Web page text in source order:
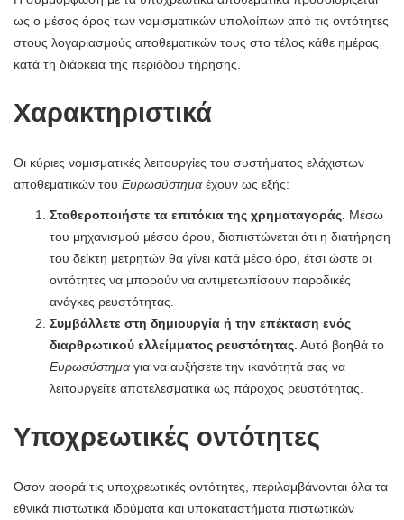
ως ο μέσος όρος των νομισματικών υπολοίπων από τις οντότητες
στους λογαριασμούς αποθεματικών τους στο τέλος κάθε ημέρας
κατά τη διάρκεια της περιόδου τήρησης.
Χαρακτηριστικά
Οι κύριες νομισματικές λειτουργίες του συστήματος ελάχιστων
αποθεματικών του Ευρωσύστημα έχουν ως εξής:
Σταθεροποιήστε τα επιτόκια της χρηματαγοράς. Μέσω
του μηχανισμού μέσου όρου, διαπιστώνεται ότι η διατήρηση
του δείκτη μετρητών θα γίνει κατά μέσο όρο, έτσι ώστε οι
οντότητες να μπορούν να αντιμετωπίσουν παροδικές
ανάγκες ρευστότητας.
Συμβάλλετε στη δημιουργία ή την επέκταση ενός
διαρθρωτικού ελλείμματος ρευστότητας. Αυτό βοηθά το
Ευρωσύστημα για να αυξήσετε την ικανότητά σας να
λειτουργείτε αποτελεσματικά ως πάροχος ρευστότητας.
Υποχρεωτικές οντότητες
Όσον αφορά τις υποχρεωτικές οντότητες, περιλαμβάνονται όλα τα
εθνικά πιστωτικά ιδρύματα και υποκαταστήματα πιστωτικών